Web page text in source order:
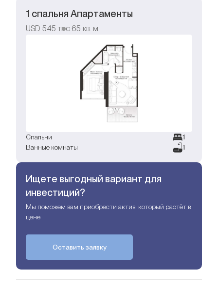
1 спальня Апартаменты
USD 545 тыс.65 кв. м.
Спальни
1
Ванные комнаты
1
Ищете выгодный вариант для
инвестиций?
Мы поможем вам приобрести актив, который растёт в
цене
Оставить заявку